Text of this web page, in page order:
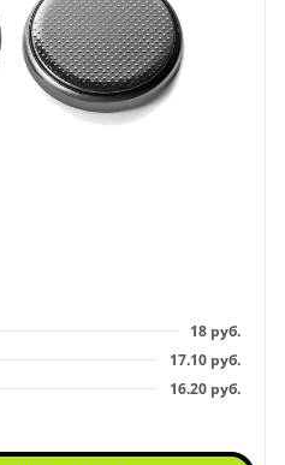
18 руб.
17.10 руб.
16.20 руб.